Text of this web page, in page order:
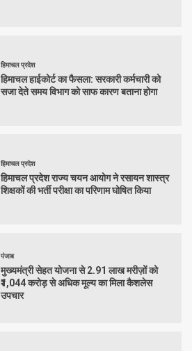
हिमाचल प्रदेश
हिमाचल हाईकोर्ट का फैसला: सरकारी कर्मचारी को
सजा देते समय विभाग को साफ कारण बताना होगा
हिमाचल प्रदेश
हिमाचल प्रदेश राज्य चयन आयोग ने रसायन शास्त्र
शिक्षकों की भर्ती परीक्षा का परिणाम घोषित किया
पंजाब
मुख्यमंत्री सेहत योजना से 2.91 लाख मरीज़ों को
₹1,044 करोड़ से अधिक मूल्य का मिला कैशलेस
उपचार